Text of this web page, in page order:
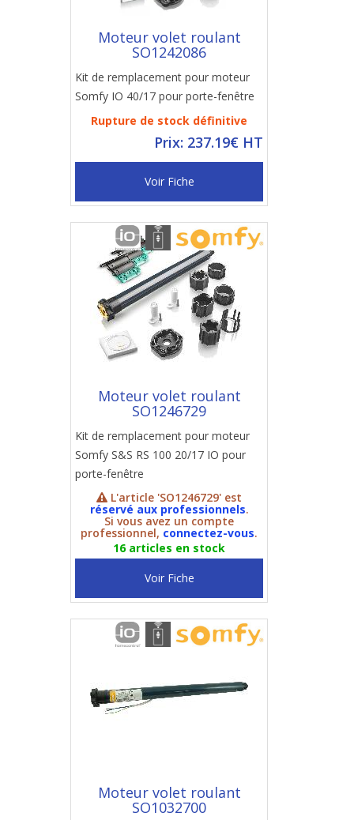
Moteur volet roulant
SO1242086
Kit de remplacement pour moteur
Somfy IO 40/17 pour porte-fenêtre
Rupture de stock définitive
Prix: 237.19€ HT
Voir Fiche
Moteur volet roulant
SO1246729
Kit de remplacement pour moteur
Somfy S&S RS 100 20/17 IO pour
porte-fenêtre
L'article 'SO1246729' est
réservé aux professionnels.
Si vous avez un compte
professionnel, connectez-vous.
16 articles en stock
Voir Fiche
Moteur volet roulant
SO1032700